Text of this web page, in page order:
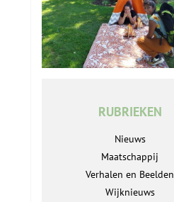
RUBRIEKEN
Nieuws
Maatschappij
Verhalen en Beelden
Wijknieuws